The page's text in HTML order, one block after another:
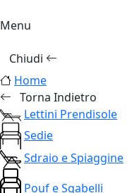
Menu
Chiudi
Home
Torna Indietro
Lettini Prendisole
Sedie
Sdraio e Spiaggine
Pouf e Sgabelli